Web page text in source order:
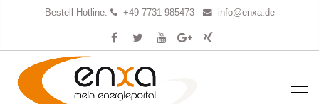
Bestell-Hotline: +49 7731 985473 info@enxa.de